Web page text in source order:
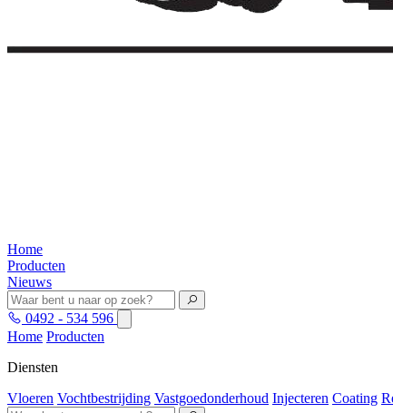
Home
Producten
Nieuws
0492 - 534 596
Home Producten
Diensten
Vloeren Vochtbestrijding Vastgoedonderhoud Injecteren Coating